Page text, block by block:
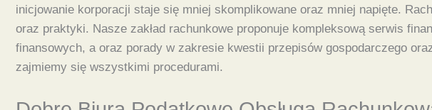
inicjowanie korporacji staje się mniej skomplikowane oraz mniej napięte.
oraz praktyki. Nasze zakład rachunkowe proponuje kompleksową serwis
finansowych, a oraz porady w zakresie kwestii przepisów gospodarczego
zajmiemy się wszystkimi procedurami.